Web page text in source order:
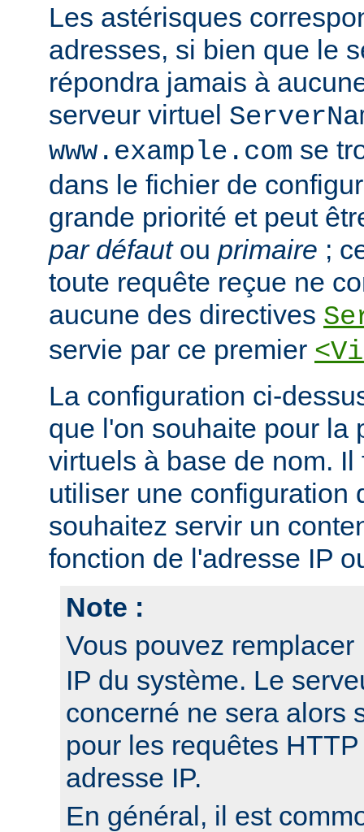
Les astérisques
adresses, si bien que le
répondra jamais à
serveur virtuel
www.example.com se
dans le fichier de
grande priorité et peut
par défautou primaire ;
toute requête reçue ne
aucune des directives
servie par ce premier
La configuration ci-
que l'on souhaite pour la
virtuels à base de nom.
utiliser une configuration
souhaitez servir un
fonction de l'adresse IP
Note :
Vous pouvez remplacer
IP du système. Le
concerné ne sera alors
pour les requêtes
adresse IP.
En général, il est